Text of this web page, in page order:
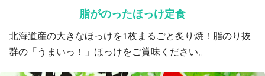
脂がのったほっけ定食
北海道産の大きなほっけを1枚まるごと炙り焼！脂のり抜
群の「うまいっ！」ほっけをご賞味ください。